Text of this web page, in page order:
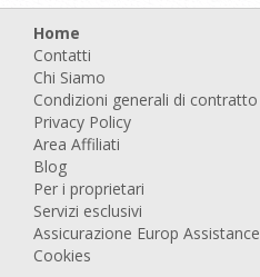
Home
Contatti
Chi Siamo
Condizioni generali di contratto
Privacy Policy
Area Affiliati
Blog
Per i proprietari
Servizi esclusivi
Assicurazione Europ Assistance
Cookies